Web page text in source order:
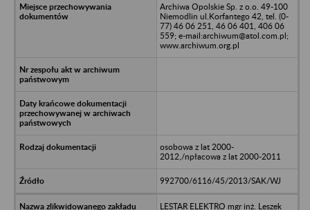
Archiwa Opolskie Sp. z o.o. 49-100
Niemodlin ul.Korfantego 42, tel. (0-
77) 46 06 251, 46 06 401, 406 06
559; e-mail:archiwum@atol.com.pl;
www.archiwum.org.pl
osobowa z lat 2000-
2012,/npłacowa z lat 2000-2011
992700/6116/45/2013/SAK/WJ
LESTAR ELEKTRO mgr inż. Leszek